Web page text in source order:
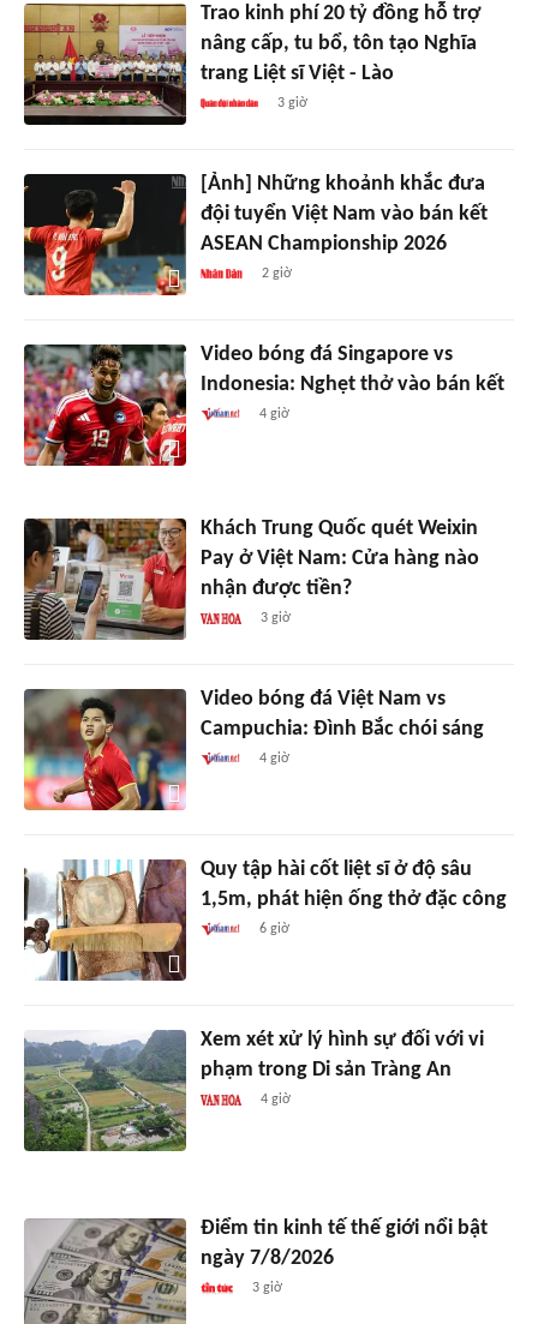
Trao kinh phí 20 tỷ đồng hỗ trợ
nâng cấp, tu bổ, tôn tạo Nghĩa
trang Liệt sĩ Việt - Lào
3 giờ
[Ảnh] Những khoảnh khắc đưa
đội tuyển Việt Nam vào bán kết
ASEAN Championship 2026
2 giờ
Video bóng đá Singapore vs
Indonesia: Nghẹt thở vào bán kết
4 giờ
Khách Trung Quốc quét Weixin
Pay ở Việt Nam: Cửa hàng nào
nhận được tiền?
3 giờ
Video bóng đá Việt Nam vs
Campuchia: Đình Bắc chói sáng
4 giờ
Quy tập hài cốt liệt sĩ ở độ sâu
1,5m, phát hiện ống thở đặc công
6 giờ
Xem xét xử lý hình sự đối với vi
phạm trong Di sản Tràng An
4 giờ
Điểm tin kinh tế thế giới nổi bật
ngày 7/8/2026
3 giờ